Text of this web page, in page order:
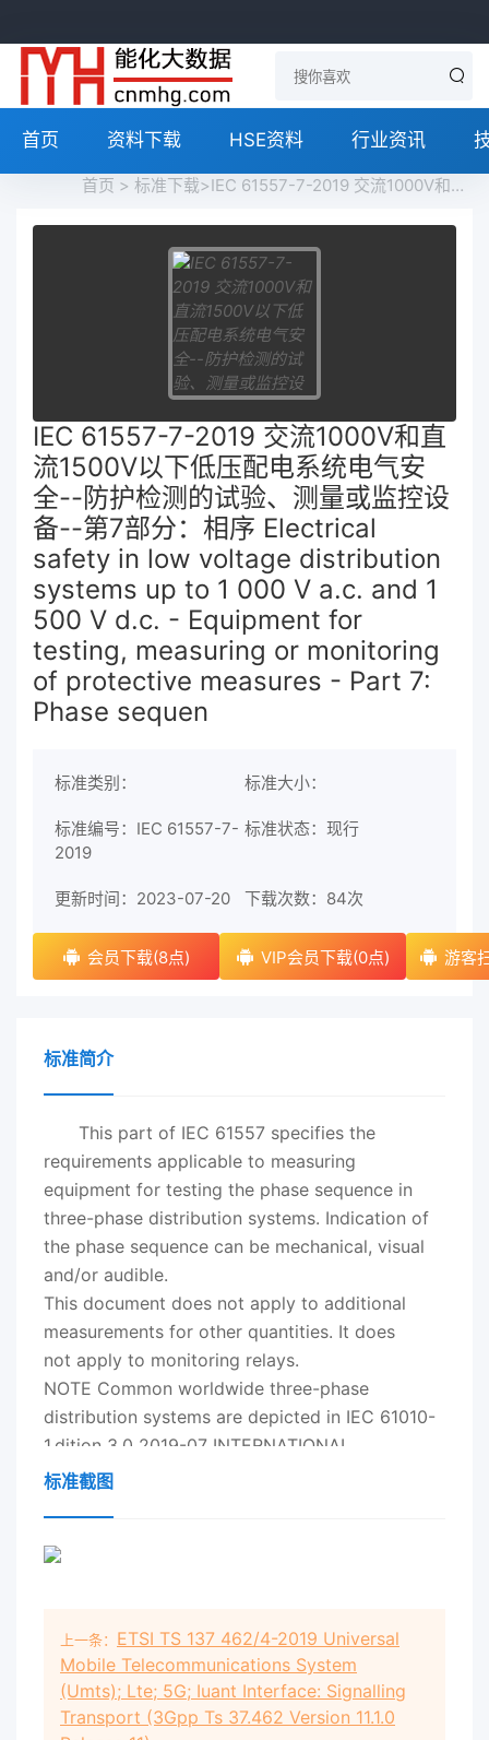
首页 资料下载 HSE资料 行业资讯
首页 > 标准下载>IEC 61557-7-2019 交流1000V和直流1500V以下低压配电系统电气安全--防护检测的试验、测量或监控设备--第7部分：相序 Electrical safety in low voltage distribution systems up to 1 000 V a.c. and 1 500 V d.c. - Equipment for testing, measuring or monitoring of protective measures - Part 7: Phase sequen免费下载
IEC 61557-7-2019 交流1000V和直
流1500V以下低压配电系统电气安
全--防护检测的试验、测量或监控设
备--第7部分：相序 Electrical
safety in low voltage distribution
systems up to 1 000 V a.c. and 1
500 V d.c. - Equipment for
testing, measuring or monitoring
of protective measures - Part 7:
Phase sequen
标准类别： 标准大小：
标准编号：IEC 61557-7-
2019
标准状态：现行
更新时间：2023-07-20 下载次数： 84次
会员下载(8点) VIP会员下载(0点) 游客
标准简介
This part of IEC 61557 specifies the
requirements applicable to measuring
equipment for testing the phase sequence in
three-phase distribution systems. Indication of
the phase sequence can be mechanical, visual
and/or audible.
This document does not apply to additional
measurements for other quantities. It does
not apply to monitoring relays.
NOTE Common worldwide three-phase
distribution systems are depicted in IEC 61010-
1.dition 3.0 2019-07 INTERNATIONAL
STANDARD NORME INTERNATIONALE colour
500 V d.c. – Equipment for testing, measuring
réseaux de distribution basse tension au plus
égale à 1 000 V c.a. et 1 500 V c.c. – Dispositifs
de contr？le, de mesure ou de surveillance de
mesures de protection – Partie 7: Ordre de ph
标准截图
上一条： ETSI TS 137 462/4-2019 Universal
Mobile Telecommunications System
(Umts); Lte; 5G; Iuant Interface: Signalling
Transport (3Gpp Ts 37.462 Version 11.1.0